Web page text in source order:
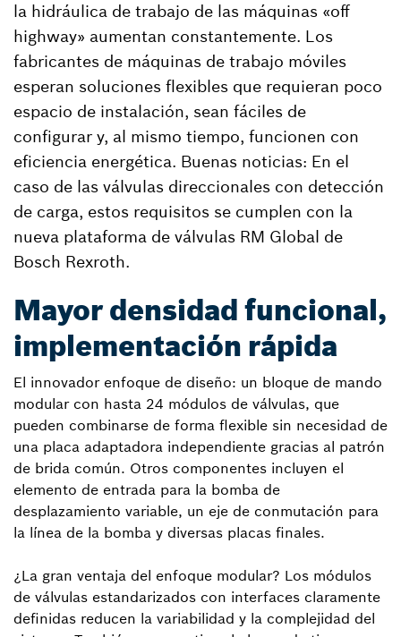
la hidráulica de trabajo de las máquinas «off
highway» aumentan constantemente. Los
fabricantes de máquinas de trabajo móviles
esperan soluciones flexibles que requieran poco
espacio de instalación, sean fáciles de
configurar y, al mismo tiempo, funcionen con
eficiencia energética. Buenas noticias: En el
caso de las válvulas direccionales con detección
de carga, estos requisitos se cumplen con la
nueva plataforma de válvulas RM Global de
Bosch Rexroth.
Mayor densidad funcional,
implementación rápida
El innovador enfoque de diseño: un bloque de mando
modular con hasta 24 módulos de válvulas, que
pueden combinarse de forma flexible sin necesidad de
una placa adaptadora independiente gracias al patrón
de brida común. Otros componentes incluyen el
elemento de entrada para la bomba de
desplazamiento variable, un eje de conmutación para
la línea de la bomba y diversas placas finales.
¿La gran ventaja del enfoque modular? Los módulos
de válvulas estandarizados con interfaces claramente
definidas reducen la variabilidad y la complejidad del